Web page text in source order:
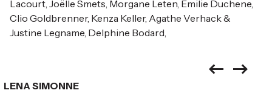
Lacourt, Joëlle Smets, Morgane Leten, Emilie Duchene,
Clio Goldbrenner, Kenza Keller, Agathe Verhack &
Justine Legname, Delphine Bodard,
LENA SIMONNE